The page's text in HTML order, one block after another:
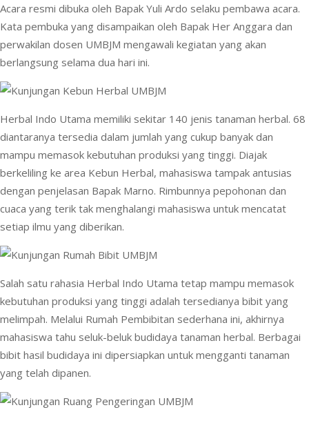
Acara resmi dibuka oleh Bapak Yuli Ardo selaku pembawa acara.
Kata pembuka yang disampaikan oleh Bapak Her Anggara dan
perwakilan dosen UMBJM mengawali kegiatan yang akan
berlangsung selama dua hari ini.
Herbal Indo Utama memiliki sekitar 140 jenis tanaman herbal. 68
diantaranya tersedia dalam jumlah yang cukup banyak dan
mampu memasok kebutuhan produksi yang tinggi. Diajak
berkeliling ke area Kebun Herbal, mahasiswa tampak antusias
dengan penjelasan Bapak Marno. Rimbunnya pepohonan dan
cuaca yang terik tak menghalangi mahasiswa untuk mencatat
setiap ilmu yang diberikan.
Salah satu rahasia Herbal Indo Utama tetap mampu memasok
kebutuhan produksi yang tinggi adalah tersedianya bibit yang
melimpah. Melalui Rumah Pembibitan sederhana ini, akhirnya
mahasiswa tahu seluk-beluk budidaya tanaman herbal. Berbagai
bibit hasil budidaya ini dipersiapkan untuk mengganti tanaman
yang telah dipanen.